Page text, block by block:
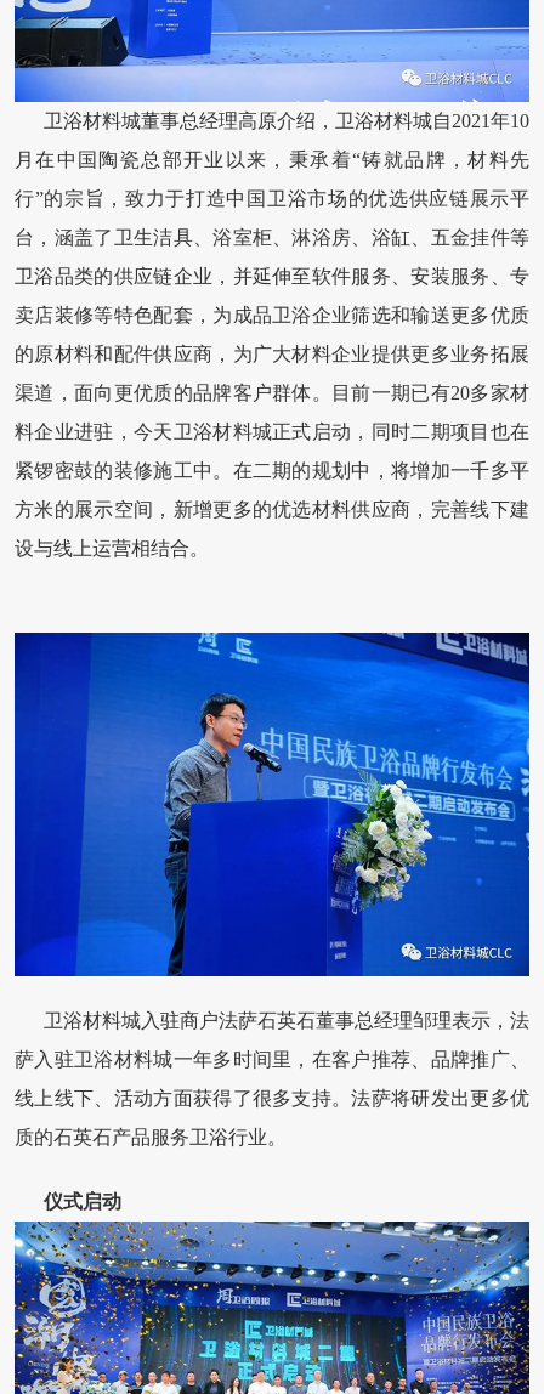
卫浴材料城董事总经理高原介绍，卫浴材料城自2021年10
月在中国陶瓷总部开业以来，秉承着“铸就品牌，材料先
行”的宗旨，致力于打造中国卫浴市场的优选供应链展示平
台，涵盖了卫生洁具、浴室柜、淋浴房、浴缸、五金挂件等
卫浴品类的供应链企业，并延伸至软件服务、安装服务、专
卖店装修等特色配套，为成品卫浴企业筛选和输送更多优质
的原材料和配件供应商，为广大材料企业提供更多业务拓展
渠道，面向更优质的品牌客户群体。目前一期已有20多家材
料企业进驻，今天卫浴材料城正式启动，同时二期项目也在
紧锣密鼓的装修施工中。在二期的规划中，将增加一千多平
方米的展示空间，新增更多的优选材料供应商，完善线下建
设与线上运营相结合。
卫浴材料城入驻商户法萨石英石董事总经理邹理表示，法
萨入驻卫浴材料城一年多时间里，在客户推荐、品牌推广、
线上线下、活动方面获得了很多支持。法萨将研发出更多优
质的石英石产品服务卫浴行业。
仪式启动